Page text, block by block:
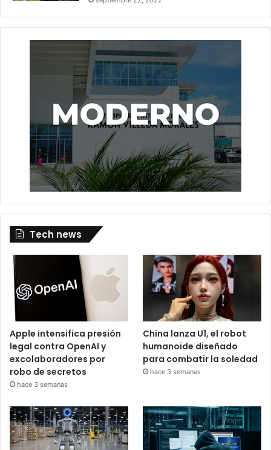
Tech news
Apple intensifica presión
legal contra OpenAI y
excolaboradores por
robo de secretos
hace 3 semanas
China lanza U1, el robot
humanoide diseñado
para combatir la soledad
hace 3 semanas